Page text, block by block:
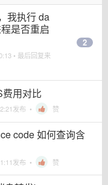
我执行 da
是否重启
• 最后回复来
2
用对比
发布 • 赞
code 如何查询含
发布 • 赞